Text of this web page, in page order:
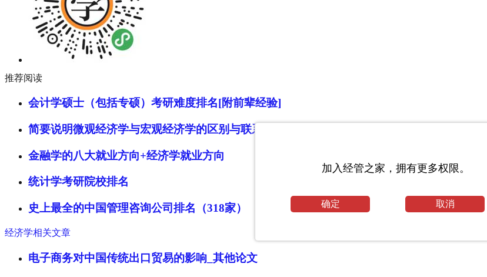
推荐阅读
会计学硕士（包括专硕）考研难度排名[附前辈经验]
简要说明微观经济学与宏观经济学的区别与联系
金融学的八大就业方向+经济学就业方向
统计学考研院校排名
史上最全的中国管理咨询公司排名（318家）
经济学相关文章
电子商务对中国传统出口贸易的影响_其他论文
加入经管之家，拥有更多权限。
确定 取消